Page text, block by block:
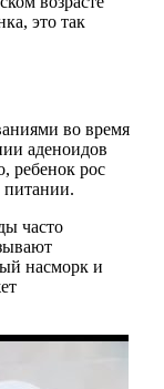
это так
во время
аденоидов
ребенок рос
питании.
часто
насморк и